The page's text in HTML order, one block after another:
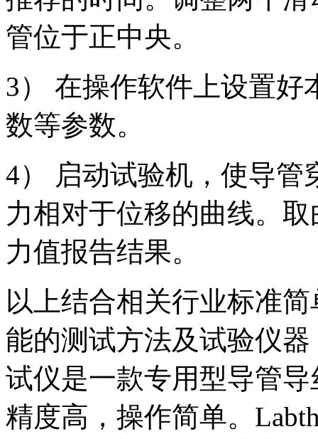
管位于正中央。
3） 在操作软件上设置
数等参数。
4） 启动试验机，使导管
力相对于位移的曲线。
力值报告结果。
以上结合相关行业标准
能的测试方法及试验仪
试仪是一款专用型导管
精度高，操作简单。